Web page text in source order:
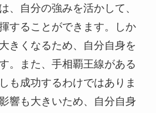
、自分の強みを活かして、
することができます。しか
きくなるため、自分自身を
。また、手相覇王線がある
も成功するわけではありま
響も大きいため、自分自身